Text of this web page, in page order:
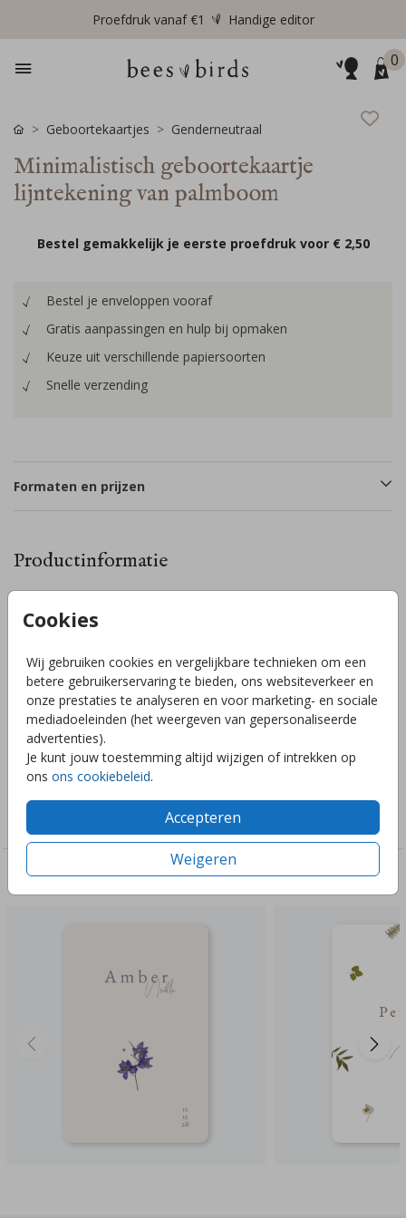
Proefdruk vanaf €1 Handige editor
0
Cookies
Wij gebruiken cookies en vergelijkbare technieken om een
betere gebruikerservaring te bieden, ons websiteverkeer en
onze prestaties te analyseren en voor marketing- en sociale
mediadoeleinden (het weergeven van gepersonaliseerde
advertenties).
Je kunt jouw toestemming altijd wijzigen of intrekken op
ons ons cookiebeleid.
Accepteren
Weigeren
Geboortekaartjes Genderneutraal
Minimalistisch geboortekaartje
lijntekening van palmboom
Bestel gemakkelijk je eerste proefdruk voor € 2,50
Bestel je enveloppen vooraf
Gratis aanpassingen en hulp bij opmaken
Keuze uit verschillende papiersoorten
Snelle verzending
Formaten en prijzen
Productinformatie
Omschrijving
palmboom. De palmboom, babynaam, datum in de zon en
lijn van de zon worden gedrukt in goudfolie. Wil je het
kaartje liever in een andere kleur of een andere folie (of
geen folie)? Pas het gemakkelijk zelf aan in de editor. En
mocht je er toch niet uitkomen, stuur mij gerust een
berichtje, ik help je graag!
Toon meer
Collectie
Deze ontwerpen vind je misschien ook leuk